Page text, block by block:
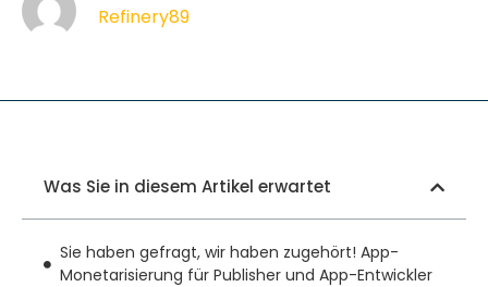
Refinery89
Was Sie in diesem Artikel erwartet
Sie haben gefragt, wir haben zugehört! App-
Monetarisierung für Publisher und App-Entwickler